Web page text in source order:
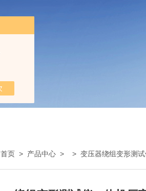
首页 > 产品中心 > > 变压器绕组变形测试